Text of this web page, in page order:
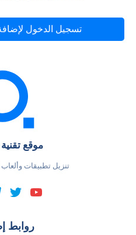
تسجيل الدخول لإضافة
موقع تقنية ©
تنزيل تطبيقات
روابط